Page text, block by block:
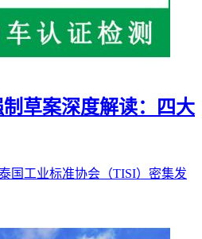
草案深度解读：四大
国工业标准协会（TISI）密集发